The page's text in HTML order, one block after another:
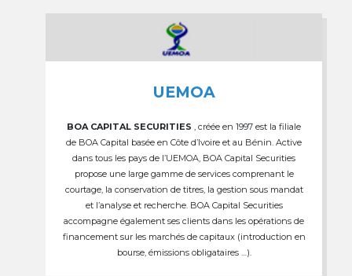
UEMOA
BOA CAPITAL SECURITIES , créée en 1997 est la filiale
de BOA Capital basée en Côte d’Ivoire et au Bénin. Active
dans tous les pays de l’UEMOA, BOA Capital Securities
propose une large gamme de services comprenant le
courtage, la conservation de titres, la gestion sous mandat
et l’analyse et recherche. BOA Capital Securities
accompagne également ses clients dans les opérations de
financement sur les marchés de capitaux (introduction en
bourse, émissions obligataires …).